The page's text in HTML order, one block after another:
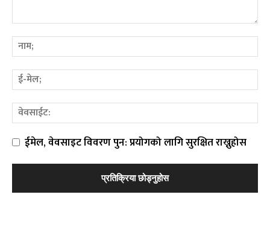
ईमेल, वेवसाइट विवरण पुन: प्रयोगको लागि सुरक्षित राख्नुहोस